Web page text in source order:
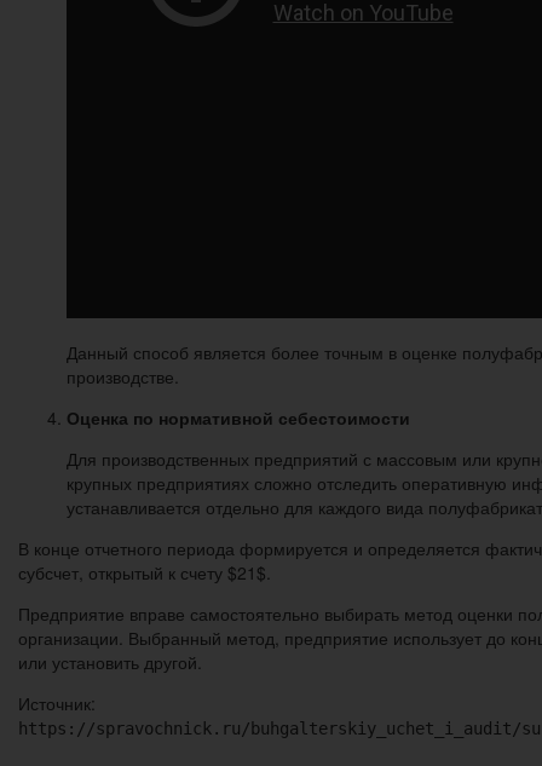
Данный способ является более точным в оценке
производстве.
Оценка по нормативной себестоимости
Для производственных предприятий с массовым или
крупных предприятиях сложно отследить оперативную
устанавливается отдельно для каждого вида
В конце отчетного периода формируется и определяется
субсчет, открытый к счету $21$.
Предприятие вправе самостоятельно выбирать метод оценки
организации. Выбранный метод, предприятие использует до
или установить другой.
Источник:
https://spravochnick.ru/buhgalterskiy_uchet_i_audit/